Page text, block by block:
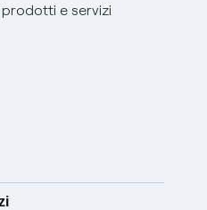
e servizi